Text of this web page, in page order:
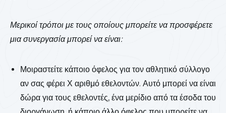
Μερικοί τρόποι με τους οποίους μπορείτε να προσφέρετε
μια συνεργασία μπορεί να είναι:
Μοιραστείτε κάποιο όφελος για τον αθλητικό σύλλογο
αν σας φέρει Χ αριθμό εθελοντών. Αυτό μπορεί να είναι
δώρα για τους εθελοντές, ένα μερίδιο από τα έσοδα του